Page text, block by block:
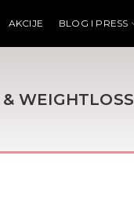
AKCIJE BLOG I PRESS
WEIGHTLOSS